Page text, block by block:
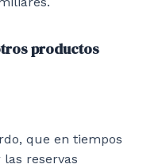
productos
que en tiempos
reservas